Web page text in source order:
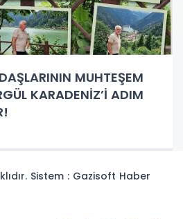
MUHTEŞEM
KARADENİZ’İ ADIM
Sistem : Gazisoft Haber